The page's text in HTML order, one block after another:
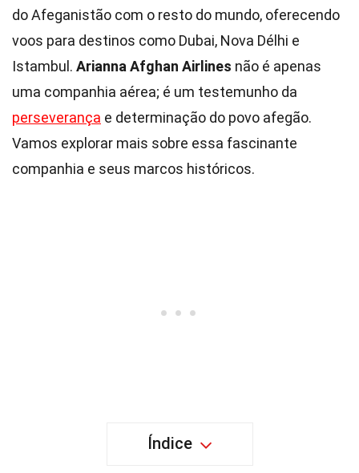
do Afeganistão com o resto do mundo, oferecendo
voos para destinos como Dubai, Nova Délhi e
Istambul. Arianna Afghan Airlines não é apenas
uma companhia aérea; é um testemunho da
perseverança e determinação do povo afegão.
Vamos explorar mais sobre essa fascinante
companhia e seus marcos históricos.
Índice